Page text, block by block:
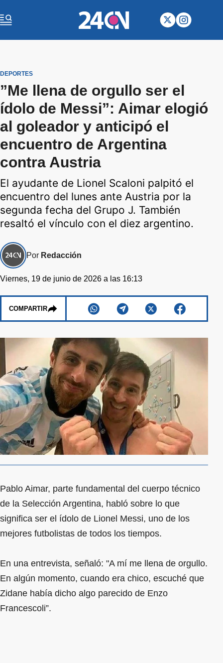
DEPORTES
”Me llena de orgullo ser el
ídolo de Messi”: Aimar elogió
al goleador y anticipó el
encuentro de Argentina
contra Austria
El ayudante de Lionel Scaloni palpitó el
encuentro del lunes ante Austria por la
segunda fecha del Grupo J. También
resaltó el vínculo con el diez argentino.
Por Redacción
Viernes, 19 de junio de 2026 a las 16:13
COMPARTIR
Pablo Aimar, parte fundamental del cuerpo técnico
de la Selección Argentina, habló sobre lo que
significa ser el ídolo de Lionel Messi, uno de los
mejores futbolistas de todos los tiempos.
En una entrevista, señaló: "A mí me llena de orgullo.
En algún momento, cuando era chico, escuché que
Zidane había dicho algo parecido de Enzo
Francescoli”.